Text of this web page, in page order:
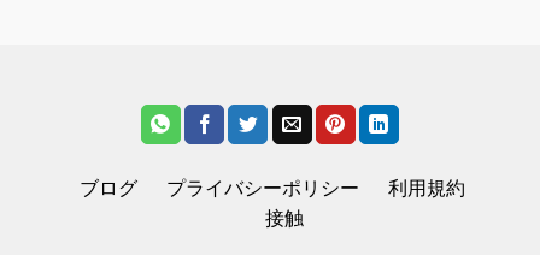
ブログ プライバシーポリシー
利用規約
接触